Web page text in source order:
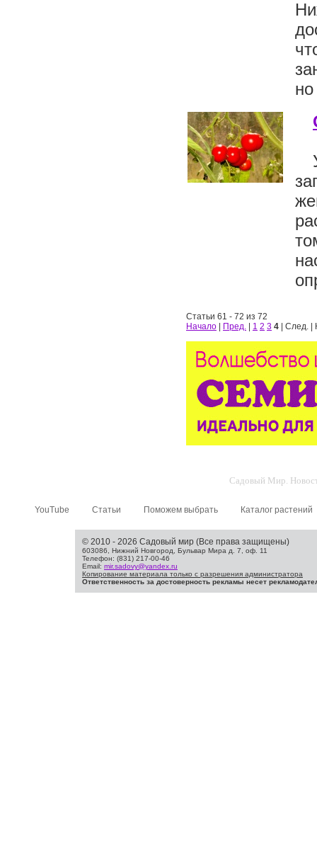
Статьи 61 - 72 из 72
Начало
Пред. 1 2 3 4 | След. |
Садовый Мир.
YouTube Статьи Поможем выбрать Каталог растений
© 2010 - 2026 Садовый мир (Все права защищены)
603086, Нижний Новгород, Бульвар Мира д. 7, оф. 11
Телефон: (831) 217-00-46
Email: mir.sadovy@yandex.ru
Копирование материала только с разрешения администратора
Ответственность за достоверность рекламы несет